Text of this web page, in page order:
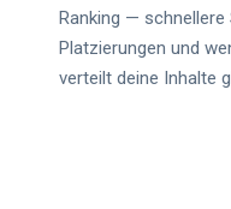
Ranking — schnellere
Platzierungen und
verteilt deine Inhalte